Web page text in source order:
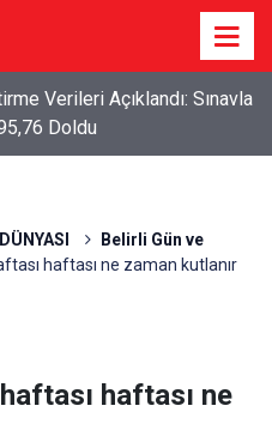
Verileri Açıklandı: Sınavla
Doldu
Belirli Gün ve
haftası ne zaman kutlanır
haftası ne